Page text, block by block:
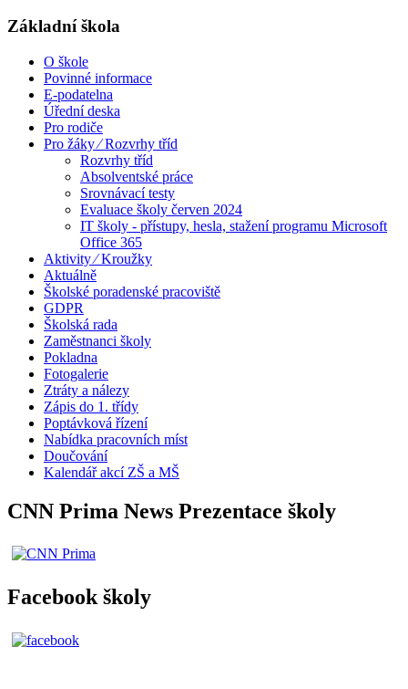
Základní škola
O škole
Povinné informace
E-podatelna
Úřední deska
Pro rodiče
Pro žáky ⁄ Rozvrhy tříd
Rozvrhy tříd
Absolventské práce
Srovnávací testy
Evaluace školy červen 2024
IT školy - přístupy, hesla, stažení programu Microsoft
Office 365
Aktivity ⁄ Kroužky
Aktuálně
Školské poradenské pracoviště
GDPR
Školská rada
Zaměstnanci školy
Pokladna
Fotogalerie
Ztráty a nálezy
Zápis do 1. třídy
Poptávková řízení
Nabídka pracovních míst
Doučování
Kalendář akcí ZŠ a MŠ
CNN Prima News Prezentace školy
Facebook školy